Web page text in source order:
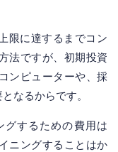
限に達するまでコン
法ですが、初期投資
ンピューターや、採
なるからです。
グするための費用は
ニングすることはか